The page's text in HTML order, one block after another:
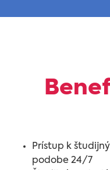
Prístup k
podobe 24/7